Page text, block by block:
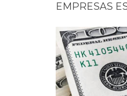
EMPRESAS